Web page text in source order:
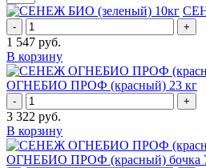
- +
1 547 руб.
В корзину
ОГНЕБИО ПРОФ (красный) 23 кг
- +
3 322 руб.
В корзину
ОГНЕБИО ПРОФ (красный) бочка